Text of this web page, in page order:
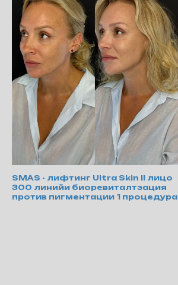
SMAS - лифтинг Ultra Skin II лицо
300 линийи биоревиталтзация
против пигментации 1 процедура